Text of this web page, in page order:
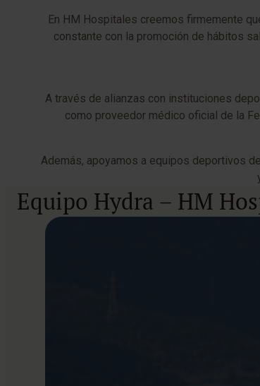
En HM Hospitales creemos firmemente
constante con la promoción de hábitos
A través de alianzas con instituciones
como proveedor médico oficial de la
Además, apoyamos a equipos deportivos
Equipo Hydra – HM